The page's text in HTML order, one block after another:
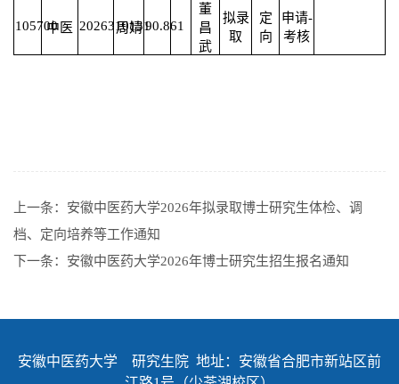
105700中医 2026310131
周婧 90.861
董
昌
武
拟录
取
定
向
申请-
考核
上一条： 安徽中医药大学2026年拟录取博士研究生体检、调
档、定向培养等工作通知
下一条： 安徽中医药大学2026年博士研究生招生报名通知
安徽中医药大学 研究生院 地址：安徽省合肥市新站区前